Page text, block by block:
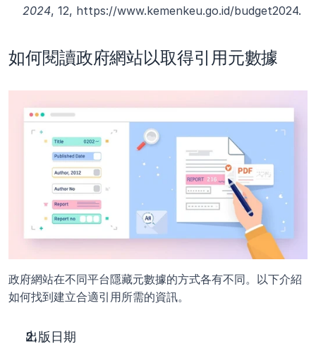
2024, 12, https://www.kemenkeu.go.id/budget2024.
如何閱讀政府網站以取得引用元數據
政府網站在不同平台隱藏元數據的方式各有不同。以下介紹
如何找到建立合適引用所需的資訊。
出版日期